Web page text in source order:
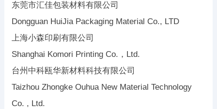
东莞市汇佳包装材料有限公司
Dongguan HuiJia Packaging Material Co., LTD
上海小森印刷有限公司
Shanghai Komori Printing Co.，Ltd.
台州中科瓯华新材料科技有限公司
Taizhou Zhongke Ouhua New Material Technology
Co. , Ltd.